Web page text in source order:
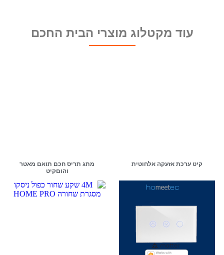
עוד מקטלוג מוצרי הבית החכם
קיט ערכת אזעקה אלחוטית
מתג תריס חכם תואם מאטר
והוםקיט